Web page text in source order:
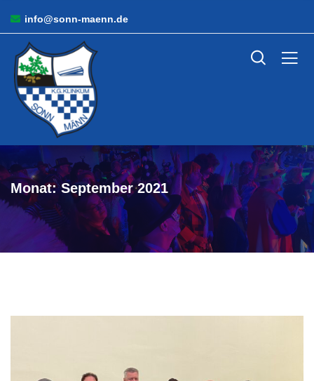
info@sonn-maenn.de
Monat:September 2021